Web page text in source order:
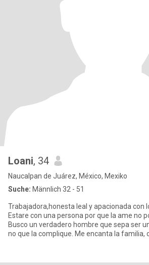
Loani, 34
Naucalpan de Juárez, México, Mexiko
Suche: Männlich 32 - 51
Trabajadora,honesta leal y apacionada con
Estare con una persona por que la ame no
Busco un verdadero hombre que sepa ser
no que la complique. Me encanta la familia,